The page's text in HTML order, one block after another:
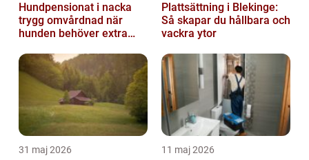
Hundpensionat i nacka
trygg omvårdnad när
hunden behöver extra
Plattsättning i Blekinge:
Så skapar du hållbara och
vackra ytor
31 maj 2026 11 maj 2026